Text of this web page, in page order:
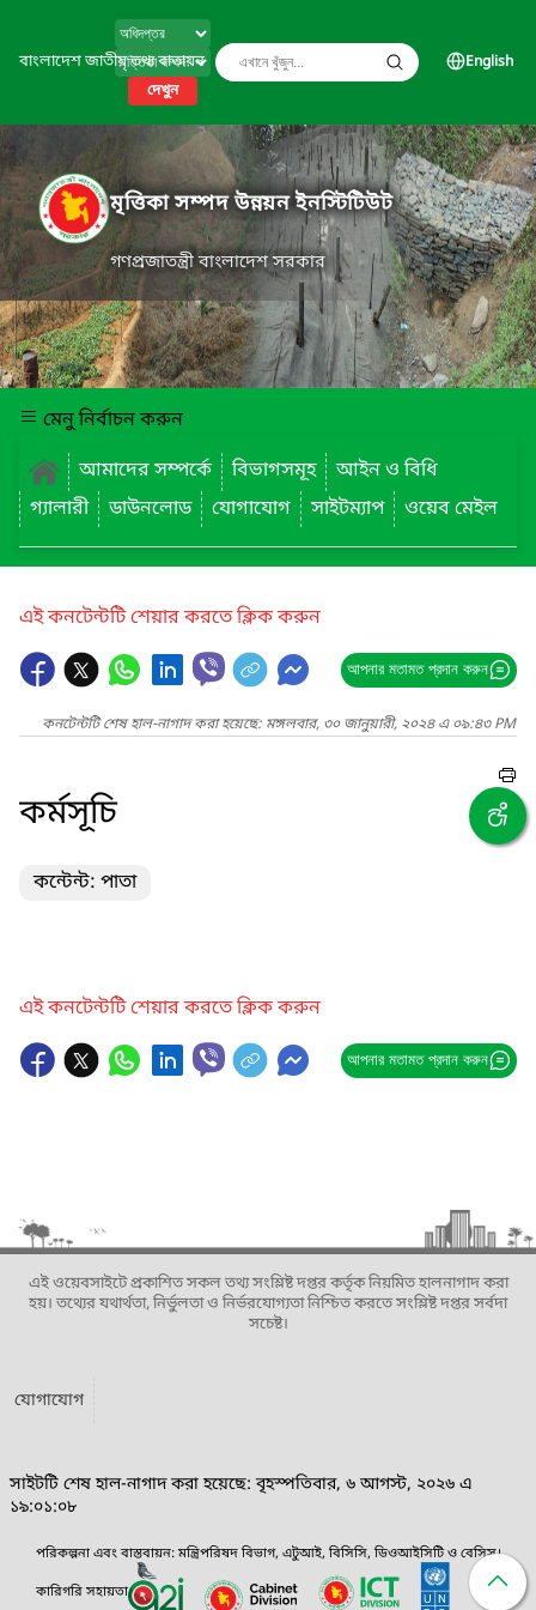
বাংলাদেশ জাতীয় তথ্য বাতায়ন
দেখুন
English
মৃত্তিকা সম্পদ উন্নয়ন ইনস্টিটিউট
গণপ্রজাতন্ত্রী বাংলাদেশ সরকার
মেনু নির্বাচন করুন
আমাদের সম্পর্কে
বিভাগসমূহ
আইন ও বিধি
গ্যালারী
ডাউনলোড যোগাযোগ সাইটম্যাপ ওয়েব মেইল
এই কনটেন্টটি শেয়ার করতে ক্লিক করুন
আপনার মতামত প্রদান করুন
কনটেন্টটি শেষ হাল-নাগাদ করা হয়েছে: মঙ্গলবার, ৩০ জানুয়ারী, ২০২৪ এ ০৯:৪৩ PM
কর্মসূচি
কন্টেন্ট: পাতা
এই কনটেন্টটি শেয়ার করতে ক্লিক করুন
আপনার মতামত প্রদান করুন
এই ওয়েবসাইটে প্রকাশিত সকল তথ্য সংশ্লিষ্ট দপ্তর কর্তৃক নিয়মিত হালনাগাদ করা
হয়। তথ্যের যথার্থতা, নির্ভুলতা ও নির্ভরযোগ্যতা নিশ্চিত করতে সংশ্লিষ্ট দপ্তর সর্বদা
সচেষ্ট।
যোগাযোগ
সাইটটি শেষ হাল-নাগাদ করা হয়েছে: বৃহস্পতিবার, ৬ আগস্ট, ২০২৬ এ
১৯:০১:০৮
পরিকল্পনা এবং বাস্তবায়ন: মন্ত্রিপরিষদ বিভাগ, এটুআই, বিসিসি, ডিওআইসিটি ও বেসিস।
কারিগরি সহায়তা